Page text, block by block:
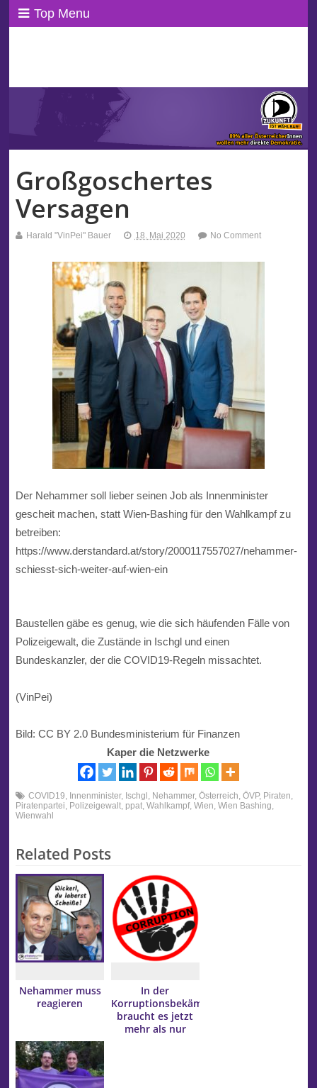
Top Menu
Großgoschertes
Versagen
Harald "VinPei" Bauer 18. Mai 2020 No Comment
Der Nehammersoll lieber seinen Job als Innenminister
gescheit machen, statt Wien-Bashing für den Wahlkampfzu
betreiben:
https://www.derstandard.at/story/2000117557027/nehammer-
schiesst-sich-weiter-auf-wien-ein
Baustellen gäbe es genug, wie die sich häufenden Fälle von
Polizeigewalt, die Zustände in Ischglund einen
Bundeskanzler, der die COVID19-Regeln missachtet.
(VinPei)
Bild: CC BY 2.0 Bundesministerium für Finanzen
Kaper die Netzwerke
COVID19, Innenminister, Ischgl , Nehammer, Österreich, ÖVP, Piraten,
Piratenpartei, Polizeigewalt, ppat, Wahlkampf, Wien, Wien Bashing,
Wienwahl
Related Posts
Nehammer muss
reagieren
In der
Korruptionsbekämpfung
braucht es jetzt
mehr als nur